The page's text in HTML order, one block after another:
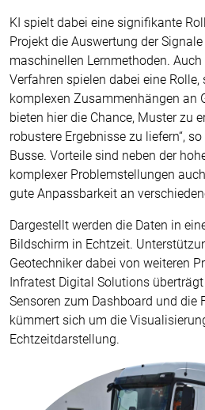
KI spielt dabei eine signifikante
Projekt die Auswertung der
maschinellen Lernmethoden.
Verfahren spielen dabei eine
komplexen Zusammenhängen an
bieten hier die Chance, Muster zu
robustere Ergebnisse zu liefern“,
Busse. Vorteile sind neben der
komplexer Problemstellungen
gute Anpassbarkeit an
Dargestellt werden die Daten in
Bildschirm in Echtzeit.
Geotechniker dabei von weiteren
Infratest Digital Solutions
Sensoren zum Dashboard und die
kümmert sich um die
Echtzeitdarstellung.